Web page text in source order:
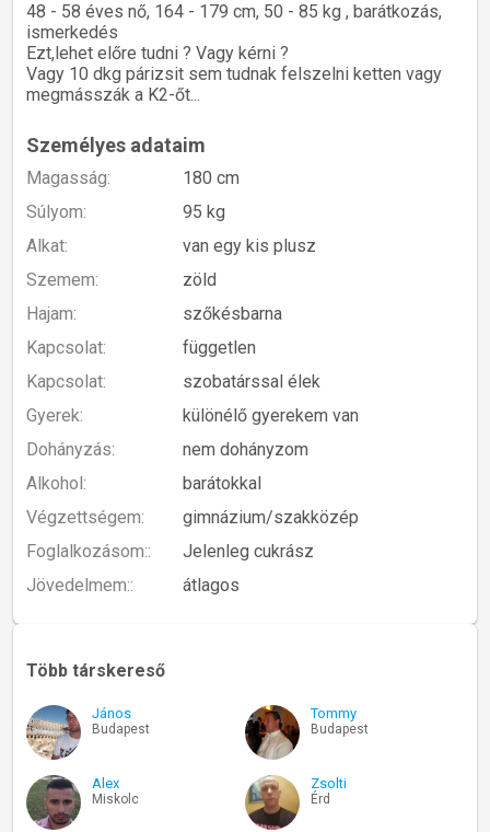
48 - 58 éves nő, 164 - 179 cm, 50 - 85 kg , barátkozás,
ismerkedés
Ezt,lehet előre tudni ? Vagy kérni ?
Vagy 10 dkg párizsit sem tudnak felszelni ketten vagy
megmásszák a K2-őt...
Személyes adataim
Magasság:
180 cm
Súlyom:
95 kg
Alkat:
van egy kis plusz
Szemem:
zöld
Hajam:
szőkésbarna
Kapcsolat:
független
Kapcsolat:
szobatárssal élek
Gyerek:
különélő gyerekem van
Dohányzás:
nem dohányzom
Alkohol:
barátokkal
Végzettségem:
gimnázium/szakközép
Foglalkozásom::
Jelenleg cukrász
Jövedelmem::
átlagos
Több társkereső
János
Budapest
Tommy
Budapest
Alex
Miskolc
Zsolti
Érd